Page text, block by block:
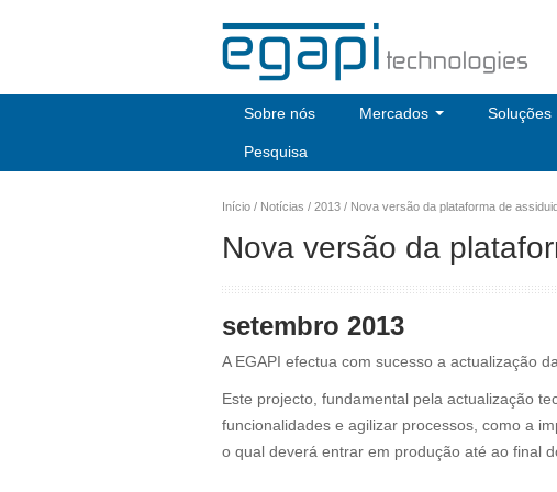
Sobre nós Mercados Soluções
Pesquisa
Início / Notícias / 2013 / Nova versão da plataforma de
Nova versão da
setembro 2013
A EGAPI efectua com sucesso a actualização
Este projecto, fundamental pela actualização
funcionalidades e agilizar processos, como a
o qual deverá entrar em produção até ao final